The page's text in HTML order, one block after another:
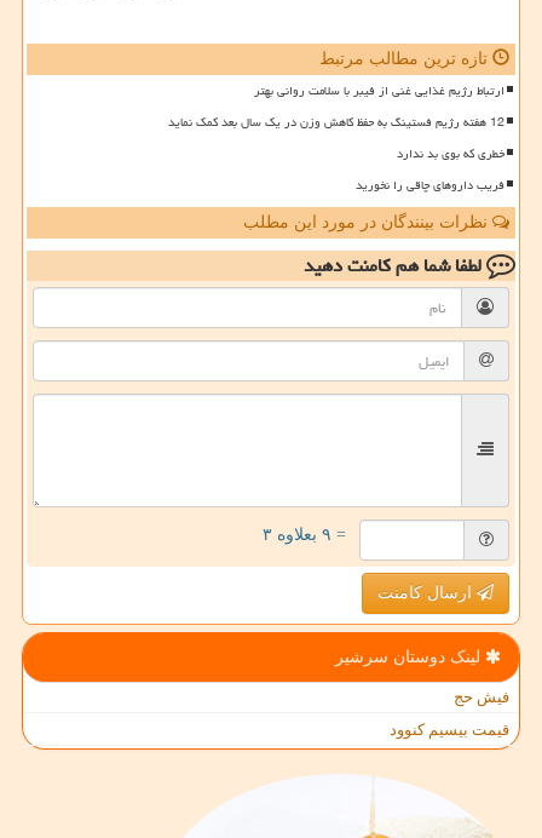
تازه ترین مطالب مرتبط
ارتباط رژیم غذایی غنی از فیبر با سلامت روانی بهتر
12 هفته رژیم فستینگ به حفظ کاهش وزن در یک سال بعد کمک نماید
خطری که بوی بد ندارد
فریب داروهای چاقی را نخورید
نظرات بینندگان در مورد این مطلب
لطفا شما همکامنت دهید
= ۹ بعلاوه ۳
ارسال کامنت
لینک دوستان سرشیر
فیش حج
قیمت بیسیم کنوود